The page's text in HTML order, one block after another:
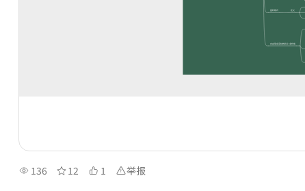
136 12 1 举报